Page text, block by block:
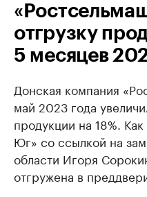
отгрузку
5 месяцев
Донская компания
май 2023 года
продукции на 18%.
Юг» со ссылкой на
области Игоря
отгружена в